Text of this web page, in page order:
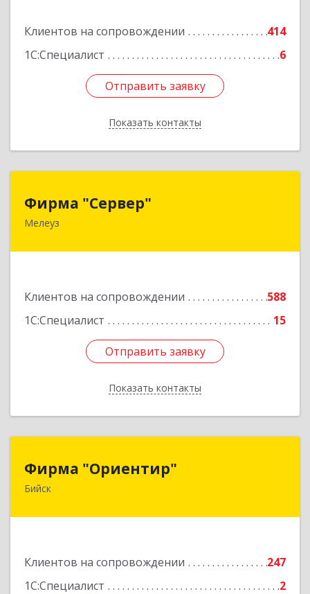
Клиентов на сопровождении
414
1С:Специалист
6
Отправить заявку
Показать контакты
Отправить заявку
Назад
Фирма "Сервер"
Мелеуз
Клиентов на сопровождении
588
1С:Специалист
15
Отправить заявку
Показать контакты
453852, Башкортостан Респ, Мелеузовский р-н,
Отправить заявку
Назад
Фирма "Ориентир"
Бийск
Клиентов на сопровождении
247
1С:Специалист
2
659300, Алтайский край, Бийск г, Сергея Кирова